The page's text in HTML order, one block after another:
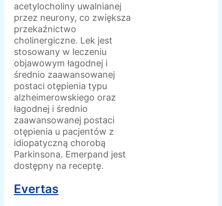
acetylocholiny uwalnianej
przez neurony, co zwiększa
przekaźnictwo
cholinergiczne. Lek jest
stosowany w leczeniu
objawowym łagodnej i
średnio zaawansowanej
postaci otępienia typu
alzheimerowskiego oraz
łagodnej i średnio
zaawansowanej postaci
otępienia u pacjentów z
idiopatyczną chorobą
Parkinsona. Emerpand jest
dostępny na receptę.
Evertas